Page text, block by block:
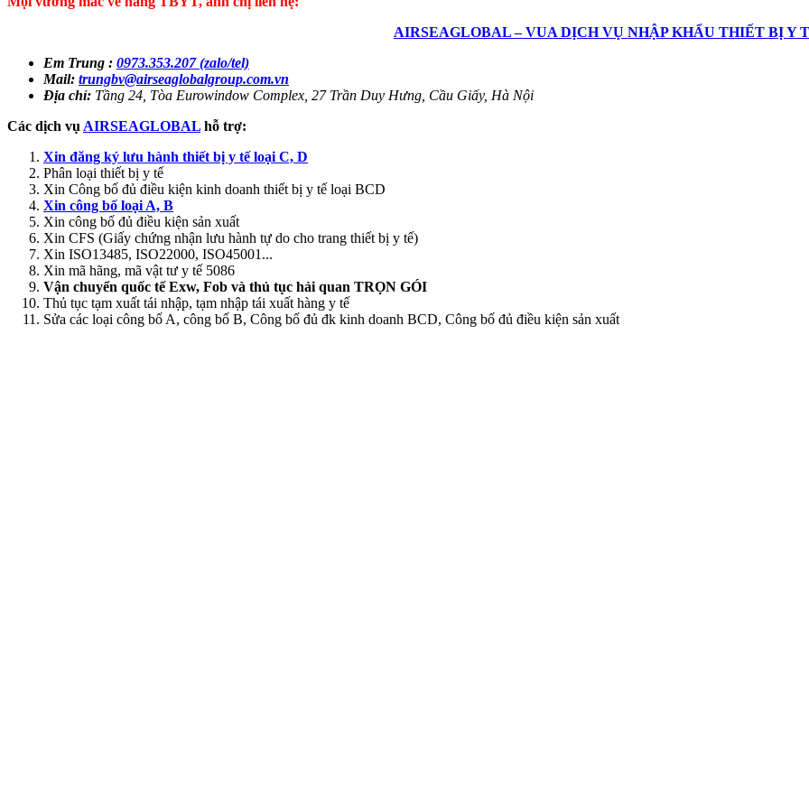
AIRSEAGLOBAL – VUA DỊCH VỤ NHẬP KHẨU THIẾT BỊ Y
Em Trung : 0973.353.207 (zalo/tel)
Mail: trungbv@airseaglobalgroup.com.vn
Địa chỉ: Tầng 24, Tòa Eurowindow Complex, 27 Trần Duy Hưng, Cầu Giấy, Hà Nội
Các dịch vụ AIRSEAGLOBAL hỗ trợ:
Xin đăng ký lưu hành thiết bị y tế loại C, D
Phân loại thiết bị y tế
Xin Công bố đủ điều kiện kinh doanh thiết bị y tế loại BCD
Xin công bố loại A, B
Xin công bố đủ điều kiện sản xuất
Xin CFS (Giấy chứng nhận lưu hành tự do cho trang thiết bị y tế)
Xin ISO13485, ISO22000, ISO45001...
Xin mã hãng, mã vật tư y tế 5086
Vận chuyển quốc tế Exw, Fob và thủ tục hải quan TRỌN GÓI
Thủ tục tạm xuất tái nhập, tạm nhập tái xuất hàng y tế
Sửa các loại công bố A, công bố B, Công bố đủ đk kinh doanh BCD, Công bố đủ điều kiện sản xuất